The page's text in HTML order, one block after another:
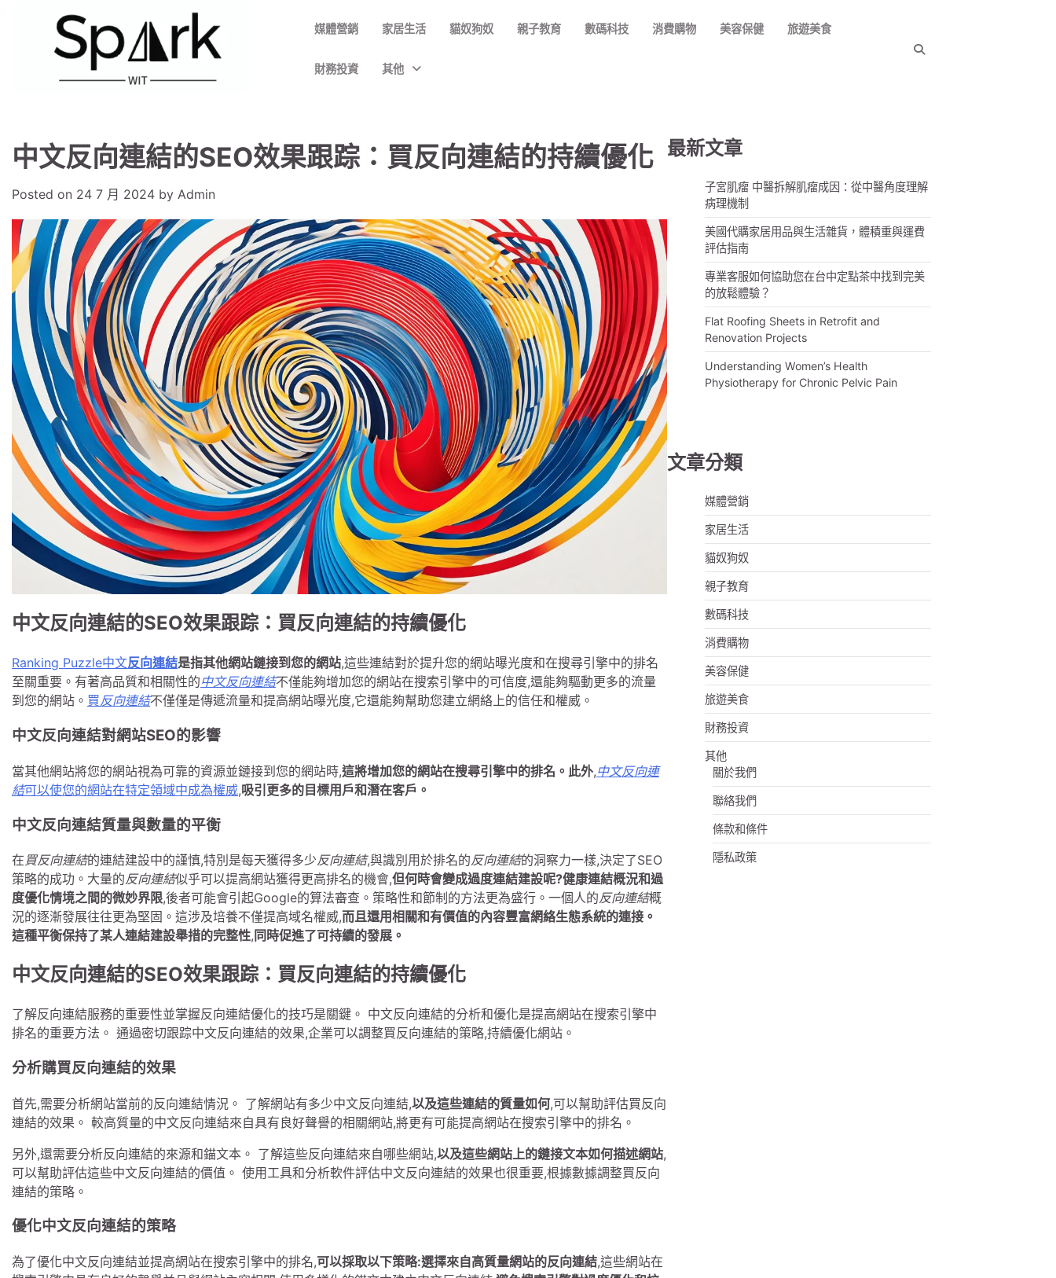
媒體營銷 家居生活 貓奴狗奴 親子教育 數碼科技 消費購物 美容保健 旅遊美食
財務投資 其他
中文反向連結的SEO效果跟踪：買反向連結的持續優化
Posted on 24 7 月 2024 by Admin
中文反向連結的SEO效果跟踪：買反向連結的持續優化
Ranking Puzzle中文反向連結是指其他網站鏈接到您的網站,這些連結對於提升您的網站曝光度和在搜尋引擎中的排名
至關重要。有著高品質和相關性的中文反向連結不僅能夠增加您的網站在搜索引擎中的可信度,還能夠驅動更多的流量
到您的網站。 買反向連結不僅僅是傳遞流量和提高網站曝光度,它還能夠幫助您建立網絡上的信任和權威。
中文反向連結對網站SEO的影響
當其他網站將您的網站視為可靠的資源並鏈接到您的網站時,這將增加您的網站在搜尋引擎中的排名。此外,中文反向連
結可以使您的網站在特定領域中成為權威,吸引更多的目標用戶和潛在客戶。
中文反向連結質量與數量的平衡
在 買反向連結的連結建設中的謹慎,特別是每天獲得多少反向連結,與識別用於排名的反向連結的洞察力一樣,決定了SEO
策略的成功。大量的反向連結似乎可以提高網站獲得更高排名的機會,但何時會變成過度連結建設呢?健康連結概況和過
度優化情境之間的微妙界限,後者可能會引起Google的算法審查。策略性和節制的方法更為盛行。一個人的反向連結概
況的逐漸發展往往更為堅固。這涉及培養不僅提高域名權威,而且還用相關和有價值的內容豐富網絡生態系統的連接。
這種平衡保持了某人連結建設舉措的完整性, 同時促進了可持續的發展。
中文反向連結的SEO效果跟踪：買反向連結的持續優化
了解反向連結服務的重要性並掌握反向連結優化的技巧是關鍵。 中文反向連結的分析和優化是提高網站在搜索引擎中
排名的重要方法。 通過密切跟踪中文反向連結的效果,企業可以調整買反向連結的策略,持續優化網站。
分析購買反向連結的效果
首先,需要分析網站當前的反向連結情況。 了解網站有多少中文反向連結,以及這些連結的質量如何,可以幫助評估買反向
連結的效果。 較高質量的中文反向連結來自具有良好聲譽的相關網站,將更有可能提高網站在搜索引擎中的排名。
另外,還需要分析反向連結的來源和錨文本。 了解這些反向連結來自哪些網站,以及這些網站上的鏈接文本如何描述網站,
可以幫助評估這些中文反向連結的價值。 使用工具和分析軟件評估中文反向連結的效果也很重要,根據數據調整買反向
連結的策略。
優化中文反向連結的策略
為了優化中文反向連結並提高網站在搜索引擎中的排名,可以採取以下策略:選擇來自高質量網站的反向連結,這些網站在
最新文章
子宮肌瘤 中醫拆解肌瘤成因：從中醫角度理解
病理機制
美國代購家居用品與生活雜貨，體積重與運費
評估指南
專業客服如何協助您在台中定點茶中找到完美
的放鬆體驗？
Flat Roofing Sheets in Retrofit and
Renovation Projects
Understanding Women’s Health
Physiotherapy for Chronic Pelvic Pain
文章分類
媒體營銷
家居生活
貓奴狗奴
親子教育
數碼科技
消費購物
美容保健
旅遊美食
財務投資
其他
關於我們
聯絡我們
條款和條件
隱私政策